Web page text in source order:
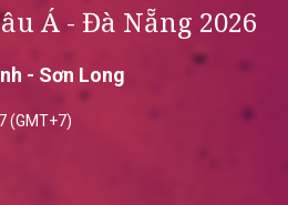
Á - Đà Nẵng 2026
- Sơn Long
(GMT+7)